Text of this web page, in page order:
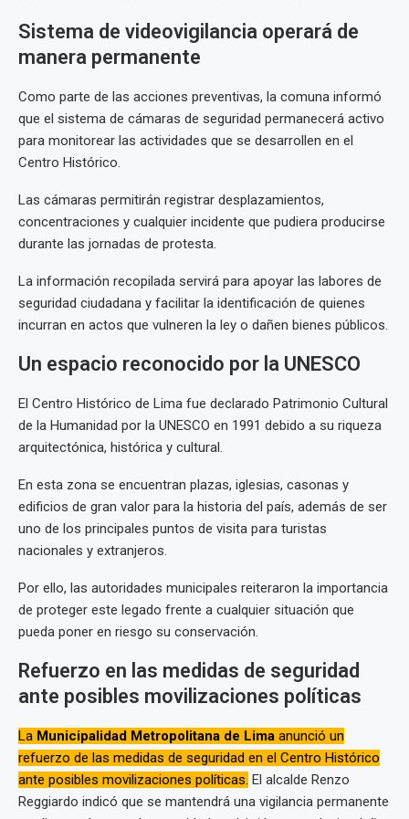
Sistema de videovigilancia operará de
manera permanente
Como parte de las acciones preventivas, la comuna informó
que el sistema de cámaras de seguridad permanecerá activo
para monitorear las actividades que se desarrollen en el
Centro Histórico.
Las cámaras permitirán registrar desplazamientos,
concentraciones y cualquier incidente que pudiera producirse
durante las jornadas de protesta.
La información recopilada servirá para apoyar las labores de
seguridad ciudadana y facilitar la identificación de quienes
incurran en actos que vulneren la ley o dañen bienes públicos.
Un espacio reconocido por la UNESCO
El Centro Histórico de Lima fue declarado Patrimonio Cultural
de la Humanidad por la UNESCO en 1991 debido a su riqueza
arquitectónica, histórica y cultural.
En esta zona se encuentran plazas, iglesias, casonas y
edificios de gran valor para la historia del país, además de ser
uno de los principales puntos de visita para turistas
nacionales y extranjeros.
Por ello, las autoridades municipales reiteraron la importancia
de proteger este legado frente a cualquier situación que
pueda poner en riesgo su conservación.
Refuerzo en las medidas de seguridad
ante posibles movilizaciones políticas
La Municipalidad Metropolitana de Lima anunció un
refuerzo de las medidas de seguridad en el Centro Histórico
ante posibles movilizaciones políticas. El alcalde Renzo
Reggiardo indicó que se mantendrá una vigilancia permanente